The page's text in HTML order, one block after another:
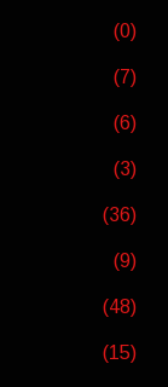
(0)
(7)
(6)
(3)
(36)
(9)
(48)
(15)